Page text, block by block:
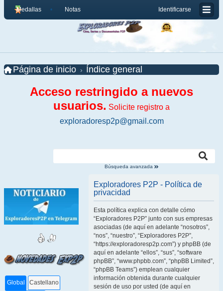
Identificarse
Medallas Notas
Página de inicio Índice general
Acceso restringido a nuevos
usuarios. Solicite registro a
exploradoresp2p@gmail.com
Búsqueda avanzada
Global Castellano
Exploradores P2P - Política de
privacidad
Esta política explica con detalle cómo
“Exploradores P2P” junto con sus empresas
asociadas (de aquí en adelante “nosotros”,
“nos”, “nuestro”, “Exploradores P2P”,
“https://exploradoresp2p.com”) y phpBB (de
aquí en adelante “ellos”, “sus”, “software
phpBB”, “www.phpbb.com”, “phpBB Limited”,
“phpBB Teams”) emplean cualquier
información obtenida durante cualquier
sesión de uso por usted (de aquí en